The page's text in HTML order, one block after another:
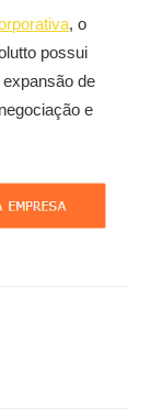
, o
possui
de
e